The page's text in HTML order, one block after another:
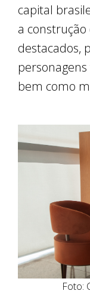
capital
a construção
destacados,
bem como
Foto: